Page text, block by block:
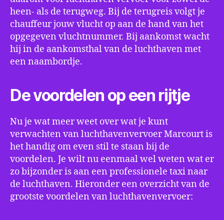
heen- als de terugweg. Bij de terugreis volgt je
chauffeur jouw vlucht op aan de hand van het
opgegeven vluchtnummer. Bij aankomst wacht
hij in de aankomsthal van de luchthaven met
een naambordje.
De voordelen op een rijtje
Nu je wat meer weet over wat je kunt
verwachten van luchthavenvervoer Marcourt is
het handig om even stil te staan bij de
voordelen. Je wilt nu eenmaal wel weten wat er
zo bijzonder is aan een professionele taxi naar
de luchthaven. Hieronder een overzicht van de
grootste voordelen van luchthavenvervoer: